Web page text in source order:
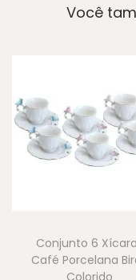
Você
Conjunto 6
Café Porcelana
Colorido